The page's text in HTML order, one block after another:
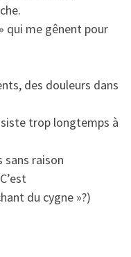
qui me gênent pour
des douleurs dans
trop longtemps à
sans raison
du cygne »?)